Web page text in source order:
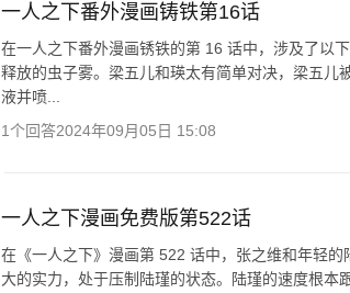
一人之下番外漫画铸铁第16话
在一人之下番外漫画锈铁的第 16 话中，涉及了以
释放的虫子雾。梁五儿和瑛太有简单对决，梁五儿
液并喷...
1个回答2024年09月05日 15:08
一人之下漫画免费版第522话
在《一人之下》漫画第 522 话中，张之维和年轻
大的实力，处于压制陆瑾的状态。陆瑾的速度根本